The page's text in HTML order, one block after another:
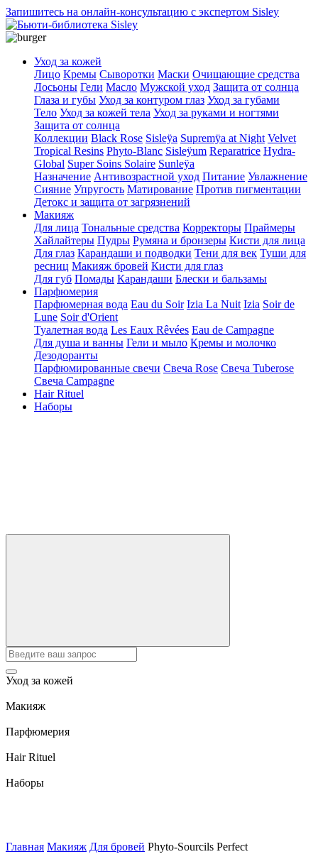
Запишитесь на онлайн-консультацию с экспертом Sisley
Уход за кожей
Лицо Кремы Сыворотки Маски Очищающие средства
Лосьоны Гели Масло Мужской уход Защита от солнца
Глаза и губы Уход за контуром глаз Уход за губами
Тело Уход за кожей тела Уход за руками и ногтями
Защита от солнца
Коллекции Black Rose Sisleÿa Supremÿa at Night Velvet
Tropical Resins Phyto-Blanc Sisleÿum Reparatrice Hydra-
Global Super Soins Solaire Sunleÿa
Назначение Антивозрастной уход Питание Увлажнение
Сияние Упругость Матирование Против пигментации
Детокс и защита от загрязнений
Макияж
Для лица Тональные средства Корректоры Праймеры
Хайлайтеры Пудры Румяна и бронзеры Кисти для лица
Для глаз Карандаши и подводки Тени для век Туши для
ресниц Макияж бровей Кисти для глаз
Для губ Помады Карандаши Блески и бальзамы
Парфюмерия
Парфюмерная вода Eau du Soir Izia La Nuit Izia Soir de
Lune Soir d'Orient
Туалетная вода Les Eaux Rêvées Eau de Campagne
Для душа и ванны Гели и мыло Кремы и молочко
Дезодоранты
Парфюмированные свечи Свеча Rose Свеча Tuberose
Свеча Campagne
Hair Rituel
Наборы
Уход за кожей
Макияж
Парфюмерия
Hair Rituel
Наборы
Главная Макияж Для бровей Phyto-Sourcils Perfect